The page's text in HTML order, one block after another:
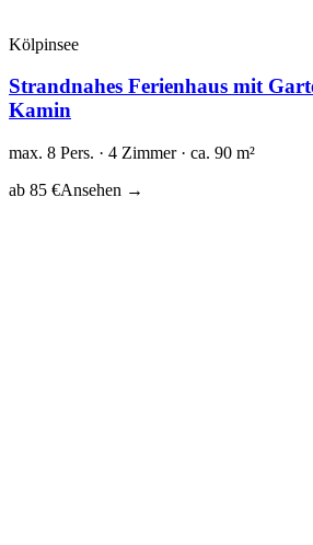
Kölpinsee
Strandnahes Ferienhaus mit
Kamin
max. 8 Pers. · 4 Zimmer · ca. 90 m²
ab 85 €Ansehen →